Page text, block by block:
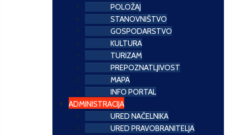
POLOŽAJ
STANOVNIŠTVO
GOSPODARSTVO
KULTURA
TURIZAM
PREPOZNATLJIVOST
MAPA
INFO PORTAL
ADMINISTRACIJA
URED NAČELNIKA
URED PRAVOBRANITELJA